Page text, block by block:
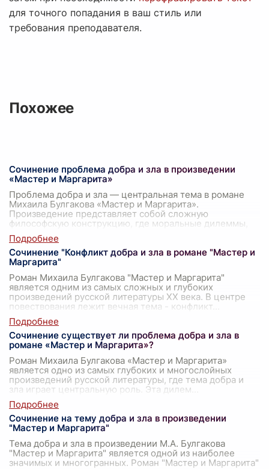
для точного попадания в ваш стиль или
требования преподавателя.
Похожее
Сочинение проблема добра и зла в произведении
«Мастер и Маргарита»
Проблема добра и зла — центральная тема в романе
Михаила Булгакова «Мастер и Маргарита».
Произведение представляет собой сложную
философскую конструкцию, где моральные дилеммы,
свя
Сочинение "Конфликт добра и зла в романе "Мастер и
Маргарита"
Роман Михаила Булгакова "Мастер и Маргарита"
является одним из самых сложных и глубоких
произведений русской литературы XX века. В центре
повествования лежит вечная тема - конфликт
Сочинение существует ли проблема добра и зла в
романе «Мастер и Маргарита»?
Роман Михаила Булгакова «Мастер и Маргарита»
является одно из самых глубоких и многослойных
произведений русской литературы, где тема добра и
зла играет центральную роль. Эта дилем
Сочинение на тему добра и зла в произведении
"Мастер и Маргарита"
Тема добра и зла в произведении М.А. Булгакова
"Мастер и Маргарита" является одной из наиболее
значимых и многогранных. Роман "Мастер и Маргарита"